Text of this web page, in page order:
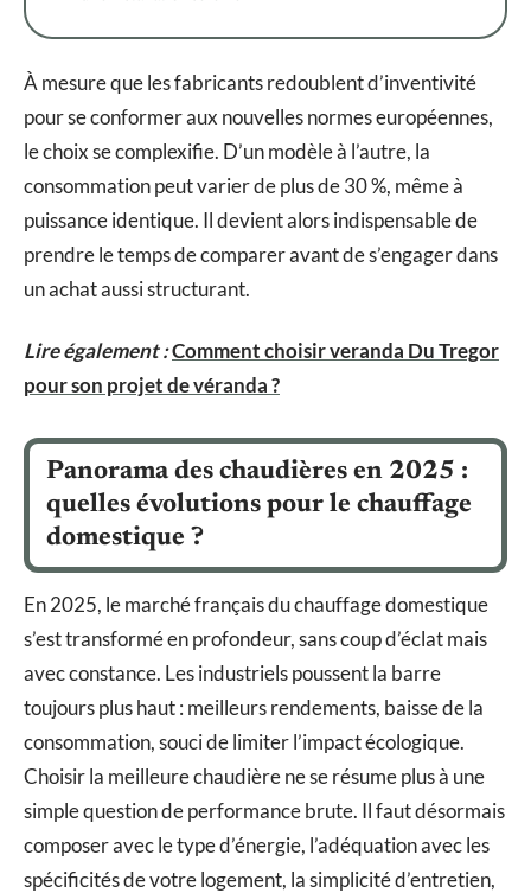
À mesure que les fabricants redoublent d’inventivité
pour se conformer aux nouvelles normes européennes,
le choix se complexifie. D’un modèle à l’autre, la
consommation peut varier de plus de 30 %, même à
puissance identique. Il devient alors indispensable de
prendre le temps de comparer avant de s’engager dans
un achat aussi structurant.
Lire également :Comment choisir veranda Du Tregor
pour son projet de véranda ?
Panorama des chaudières en 2025 :
quelles évolutions pour le chauffage
domestique ?
En 2025, le marché français du chauffage domestique
s’est transformé en profondeur, sans coup d’éclat mais
avec constance. Les industriels poussent la barre
toujours plus haut : meilleurs rendements, baisse de la
consommation, souci de limiter l’impact écologique.
Choisir la meilleure chaudière ne se résume plus à une
simple question de performance brute. Il faut désormais
composer avec le type d’énergie, l’adéquation avec les
spécificités de votre logement, la simplicité d’entretien,